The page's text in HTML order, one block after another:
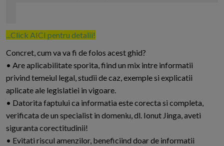
...Click AICI pentru detalii!
Concret, cum va va fi de folos acest ghid?
• Are aplicabilitate sporita, fiind un mix intre informatii
privind temeiul legal, studii de caz, exemple si explicatii
aplicate ale legislatiei in vigoare.
• Datorita faptului ca informatia este corecta si completa,
verificata de un specialist in domeniu, dl. Ionut Jinga, aveti
siguranta corectitudinii!
• Evitati riscul amenzilor, beneficiind doar de informatii